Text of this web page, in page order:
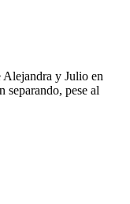
Alejandra y Julio en
separando, pese al